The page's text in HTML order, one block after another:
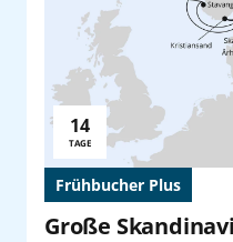
Frühbucher Plus
Große
Reisedauer:
14
TAGE